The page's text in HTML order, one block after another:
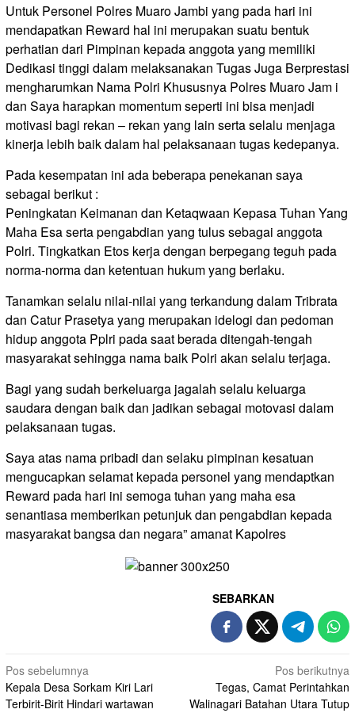
Untuk Personel Polres Muaro Jambi yang pada hari ini
mendapatkan Reward hal ini merupakan suatu bentuk
perhatian dari Pimpinan kepada anggota yang memiliki
Dedikasi tinggi dalam melaksanakan Tugas Juga Berprestasi
mengharumkan Nama Polri Khususnya Polres Muaro Jam i
dan Saya harapkan momentum seperti ini bisa menjadi
motivasi bagi rekan – rekan yang lain serta selalu menjaga
kinerja lebih baik dalam hal pelaksanaan tugas kedepanya.
Pada kesempatan ini ada beberapa penekanan saya
sebagai berikut :
Peningkatan Keimanan dan Ketaqwaan Kepasa Tuhan Yang
Maha Esa serta pengabdian yang tulus sebagai anggota
Polri. Tingkatkan Etos kerja dengan berpegang teguh pada
norma-norma dan ketentuan hukum yang berlaku.
Tanamkan selalu nilai-nilai yang terkandung dalam Tribrata
dan Catur Prasetya yang merupakan idelogi dan pedoman
hidup anggota Pplri pada saat berada ditengah-tengah
masyarakat sehingga nama baik Polri akan selalu terjaga.
Bagi yang sudah berkeluarga jagalah selalu keluarga
saudara dengan baik dan jadikan sebagai motovasi dalam
pelaksanaan tugas.
Saya atas nama pribadi dan selaku pimpinan kesatuan
mengucapkan selamat kepada personel yang mendaptkan
Reward pada hari ini semoga tuhan yang maha esa
senantiasa memberikan petunjuk dan pengabdian kepada
masyarakat bangsa dan negara” amanat Kapolres
SEBARKAN
Navigasi
pos
Pos sebelumnya
Kepala Desa Sorkam Kiri Lari
Terbirit-Birit Hindari wartawan
Pos berikutnya
Tegas, Camat Perintahkan
Walinagari Batahan Utara Tutup